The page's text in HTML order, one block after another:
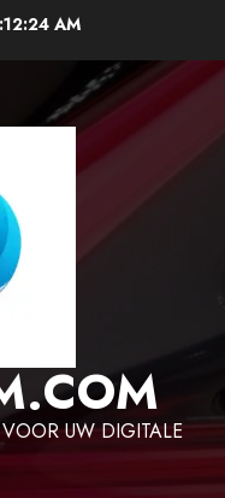
AM
UW DIGITALE